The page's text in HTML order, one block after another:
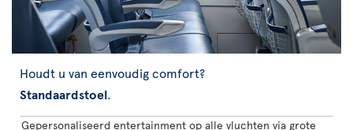
Houdt u van eenvoudig comfort?
Standaardstoel.
Gepersonaliseerd entertainment op alle vluchten via grote